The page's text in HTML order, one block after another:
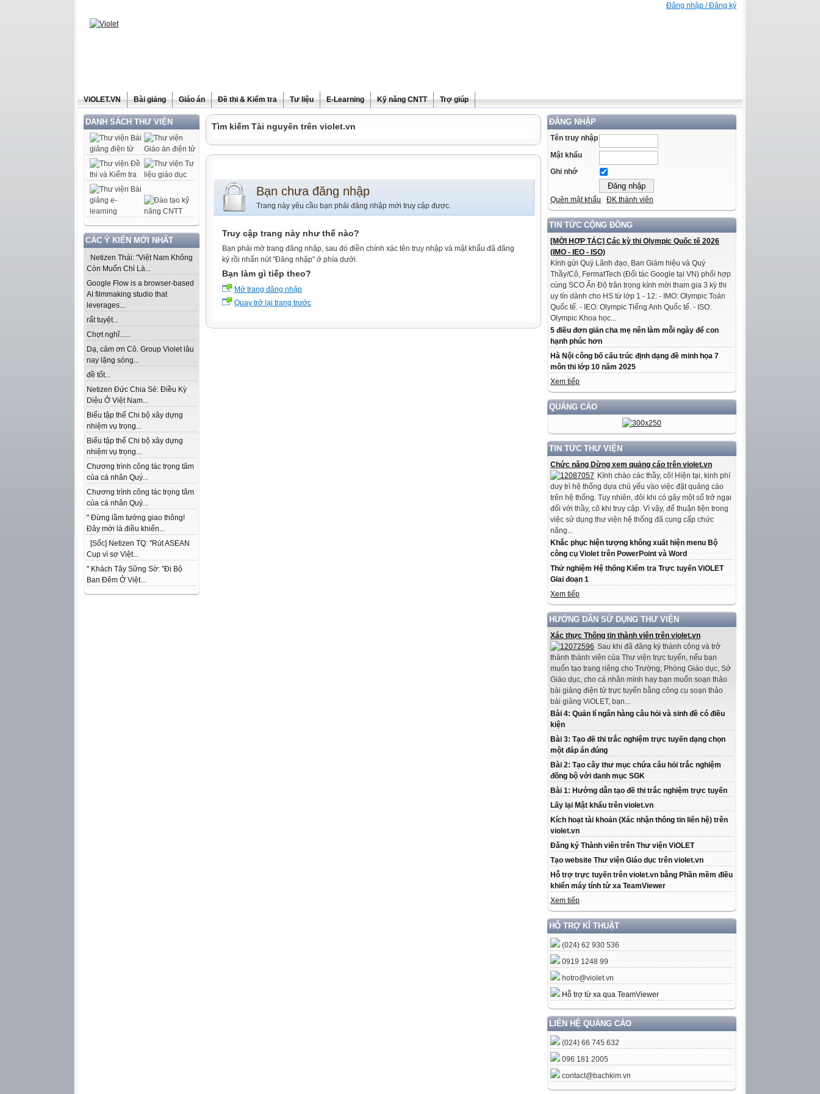
Đăng nhập / Đăng ký
ViOLET.VN Bài giảng Giáo án Đề thi & Kiểm tra Tư liệu E-Learning Kỹ năng CNTT Trợ giúp
DANH SÁCH THƯ VIỆN
CÁC Ý KIẾN MỚI NHẤT
Netizen Thái: "Việt Nam Không
Còn Muốn Chỉ Là...
Google Flow is a browser-based
AI filmmaking studio that
leverages...
rất tuyệt...
Chợt nghĩ......
Dạ, cảm ơn Cô. Group Violet lâu
nay lặng sóng...
đề tốt...
Netizen Đức Chia Sẻ: Điều Kỳ
Diệu Ở Việt Nam...
Biểu tập thể Chi bộ xây dựng
nhiệm vụ trọng...
Biểu tập thể Chi bộ xây dựng
nhiệm vụ trọng...
Chương trình công tác trọng tâm
của cá nhân Quý...
Chương trình công tác trọng tâm
của cá nhân Quý...
" Đừng lầm tưởng giao thông!
Đây mới là điều khiến...
[Sốc] Netizen TQ: "Rút ASEAN
Cup vì sợ Việt...
" Khách Tây Sững Sờ: "Đi Bộ
Ban Đêm Ở Việt...
ĐĂNG NHẬP
Tên truy nhập
Mật khẩu
Ghi nhớ
Quên mật khẩu ĐK thành viên
TIN TỨC CỘNG ĐỒNG
[MỜI HỢP TÁC] Các kỳ thi Olympic Quốc tế 2026
(IMO - IEO - ISO)
Kính gửi Quý Lãnh đạo, Ban Giám hiệu và Quý
Thầy/Cô, FermatTech (Đối tác Google tại VN) phối hợp
cùng SCO Ấn Độ trân trọng kính mời tham gia 3 kỳ thi
uy tín dành cho HS từ lớp 1 - 12: - IMO: Olympic Toán
Quốc tế. - IEO: Olympic Tiếng Anh Quốc tế. - ISO:
Olympic Khoa học...
5 điều đơn giản cha mẹ nên làm mỗi ngày để con
hạnh phúc hơn
Hà Nội công bố cấu trúc định dạng đề minh họa 7
môn thi lớp 10 năm 2025
Xem tiếp
QUẢNG CÁO
TIN TỨC THƯ VIỆN
Chức năng Dừng xem quảng cáo trên violet.vn
Kính chào các thầy, cô! Hiện tại, kinh phí
duy trì hệ thống dựa chủ yếu vào việc đặt quảng cáo
trên hệ thống. Tuy nhiên, đôi khi có gây một số trở ngại
đối với thầy, cô khi truy cập. Vì vậy, để thuận tiện trong
việc sử dụng thư viện hệ thống đã cung cấp chức
năng...
Khắc phục hiện tượng không xuất hiện menu Bộ
công cụ Violet trên PowerPoint và Word
Thử nghiệm Hệ thống Kiểm tra Trực tuyến ViOLET
Giai đoạn 1
Xem tiếp
HƯỚNG DẪN SỬ DỤNG THƯ VIỆN
Xác thực Thông tin thành viên trên violet.vn
Sau khi đã đăng ký thành công và trở
thành thành viên của Thư viện trực tuyến, nếu bạn
muốn tạo trang riêng cho Trường, Phòng Giáo dục, Sở
Giáo dục, cho cá nhân mình hay bạn muốn soạn thảo
bài giảng điện tử trực tuyến bằng công cụ soạn thảo
bài giảng ViOLET, bạn...
Bài 4: Quản lí ngân hàng câu hỏi và sinh đề có điều
kiện
Bài 3: Tạo đề thi trắc nghiệm trực tuyến dạng chọn
một đáp án đúng
Bài 2: Tạo cây thư mục chứa câu hỏi trắc nghiệm
đồng bộ với danh mục SGK
Bài 1: Hướng dẫn tạo đề thi trắc nghiệm trực tuyến
Lấy lại Mật khẩu trên violet.vn
Kích hoạt tài khoản (Xác nhận thông tin liên hệ) trên
violet.vn
Đăng ký Thành viên trên Thư viện ViOLET
Tạo website Thư viện Giáo dục trên violet.vn
Hỗ trợ trực tuyến trên violet.vn bằng Phần mềm điều
khiển máy tính từ xa TeamViewer
Xem tiếp
HỖ TRỢ KĨ THUẬT
(024) 62 930 536
0919 1248 99
hotro@violet.vn
Hỗ trợ từ xa qua TeamViewer
LIÊN HỆ QUẢNG CÁO
(024) 66 745 632
096 181 2005
contact@bachkim.vn
Tìm kiếm Tài nguyên trên violet.vn
Bạn chưa đăng nhập
Trang này yêu cầu bạn phải đăng nhập mới truy cập được.
Truy cập trang này như thế nào?
Bạn phải mở trang đăng nhập, sau đó điền chính xác tên truy nhập và mật khẩu đã đăng
ký rồi nhấn nút "Đăng nhập" ở phía dưới.
Bạn làm gì tiếp theo?
Mở trang đăng nhập
Quay trở lại trang trước